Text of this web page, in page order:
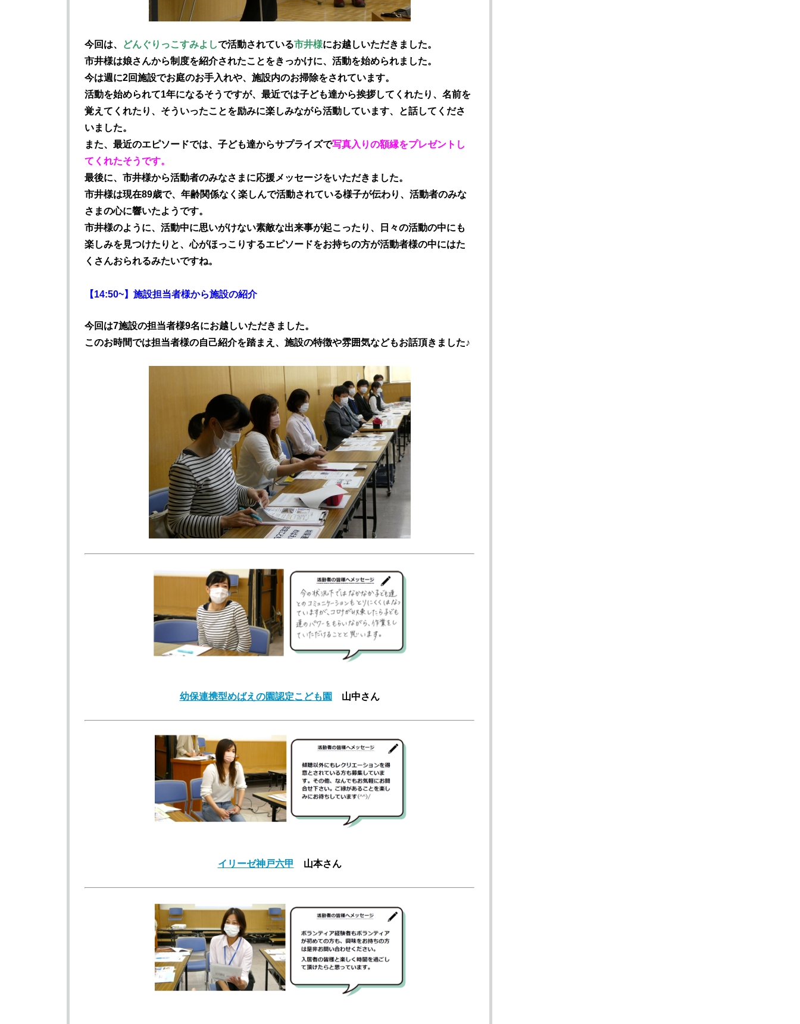
今回は、 どんぐりっこすみよしで活動されている市井様にお越しいただきました。
市井様は娘さんから制度を紹介されたことをきっかけに、活動を始められました。
今は週に2回施設でお庭のお手入れや、施設内のお掃除をされています。
活動を始められて1年になるそうですが、最近では子ども達から挨拶してくれたり、名前を
覚えてくれたり、そういったことを励みに楽しみながら活動しています、と話してくださ
いました。
また、最近のエピソードでは、子ども達からサプライズで写真入りの額縁をプレゼントし
てくれたそうです。
最後に、市井様から活動者のみなさまに応援メッセージをいただきました。
市井様は現在89歳で、年齢関係なく楽しんで活動されている様子が伝わり、活動者のみな
さまの心に響いたようです。
市井様のように、活動中に思いがけない素敵な出来事が起こったり、日々の活動の中にも
楽しみを見つけたりと、心がほっこりするエピソードをお持ちの方が活動者様の中にはた
くさんおられるみたいですね。
【14:50~】施設担当者様から施設の紹介
今回は7施設の担当者様9名にお越しいただきました。
このお時間では担当者様の自己紹介を踏まえ、施設の特徴や雰囲気などもお話頂きました♪
幼保連携型めばえの園認定こども園 山中さん
イリーゼ神戸六甲 山本さん